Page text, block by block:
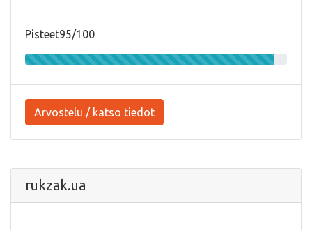
Pisteet95/100
Arvostelu / katso tiedot
rukzak.ua